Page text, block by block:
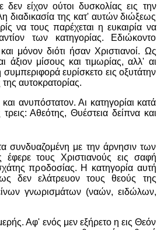
είχον ούτοι δυσκολίας εις την
της κατ' αυτών διώξεως
να τους παρέχεται η ευκαιρία να
των κατηγορίας. Εδιώκοντο
μόνον διότι ήσαν Χριστιανοί. Ως
άξιον μίσους και τιμωρίας, αλλ' αι
συμπεριφορά ευρίσκετο εις οξυτάτην
αυτοκρατορίας.
ανυπόστατον. Αι κατηγορίαι κατά
Αθεότης, Θυέστεια δείπνα και
συνδυαζομένη με την άρνησιν των
τους Χριστιανούς εις σαφή
προδοσίας. Η κατηγορία αυτή
δεν ελάτρευον τους θεούς της
γνωρισμάτων (ναών, ειδώλων,
Αφ' ενός μεν εξήρετο η εις Θεόν